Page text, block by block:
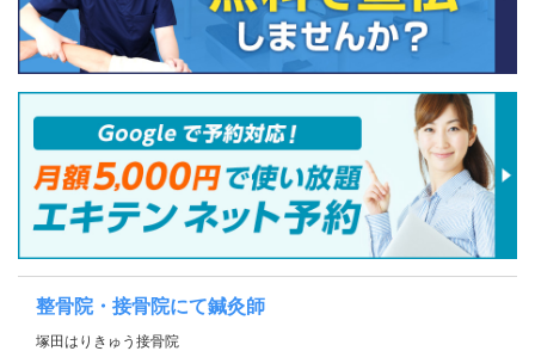
整骨院・接骨院にて鍼灸師
塚田はりきゅう接骨院